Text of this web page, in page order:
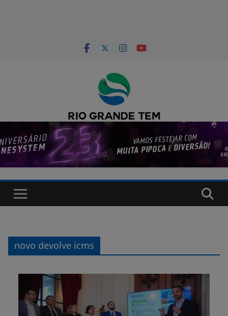
novo devolve icms